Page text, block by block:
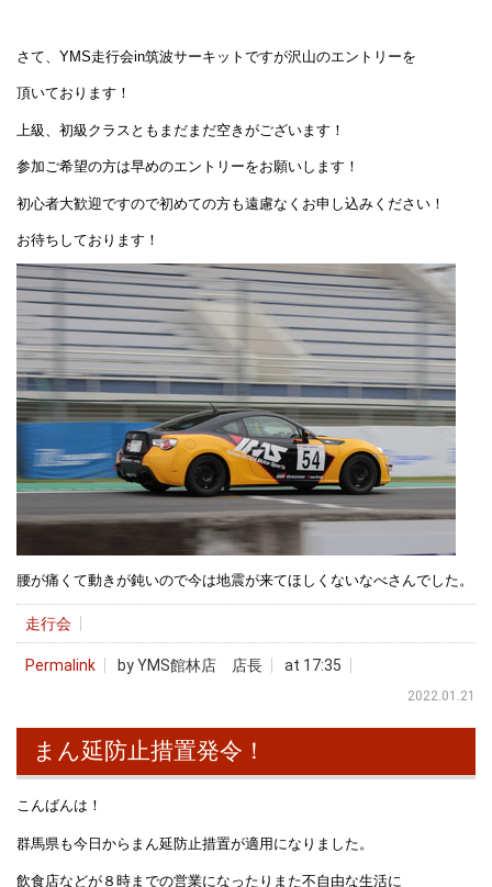
さて、YMS走行会in筑波サーキットですが沢山のエントリーを
頂いております！
上級、初級クラスともまだまだ空きがございます！
参加ご希望の方は早めのエントリーをお願いします！
初心者大歓迎ですので初めての方も遠慮なくお申し込みください！
お待ちしております！
腰が痛くて動きが鈍いので今は地震が来てほしくないなべさんでした。
走行会
Permalink by YMS館林店 店長 at 17:35
2022.01.21
まん延防止措置発令！
こんばんは！
群馬県も今日からまん延防止措置が適用になりました。
飲食店などが８時までの営業になったりまた不自由な生活に